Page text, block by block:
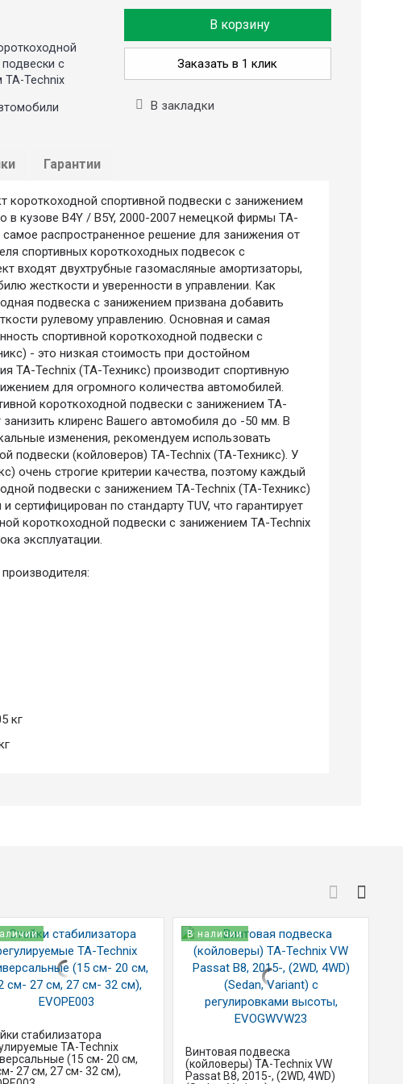
с
TA-Technix
В корзину
Заказать в 1 клик
В закладки
Гарантии
короткоходной спортивной подвески с занижением
в кузове B4Y / B5Y, 2000-2007 немецкой фирмы TA-
распространенное решение для занижения от
спортивных короткоходных подвесок с
входят двухтрубные газомасляные амортизаторы,
жесткости и уверенности в управлении. Как
подвеска с занижением призвана добавить
рулевому управлению. Основная и самая
спортивной короткоходной подвески с
- это низкая стоимость при достойном
TA-Technix (ТА-Техникс) производит спортивную
для огромного количества автомобилей.
короткоходной подвески с занижением TA-
занизить клиренс Вашего автомобиля до -50 мм. В
изменения, рекомендуем использовать
подвески (койловеров) TA-Technix (ТА-Техникс). У
очень строгие критерии качества, поэтому каждый
подвески с занижением TA-Technix (ТА-Техникс)
сертифицирован по стандарту TUV, что гарантирует
короткоходной подвески с занижением TA-Technix
эксплуатации.
кг
стабилизатора
TA-Technix
(15 см- 20 см,
27 см, 27 см- 32 см),
В наличии
Винтовая подвеска
(койловеры) TA-Technix VW
Passat B8, 2015-, (2WD, 4WD)